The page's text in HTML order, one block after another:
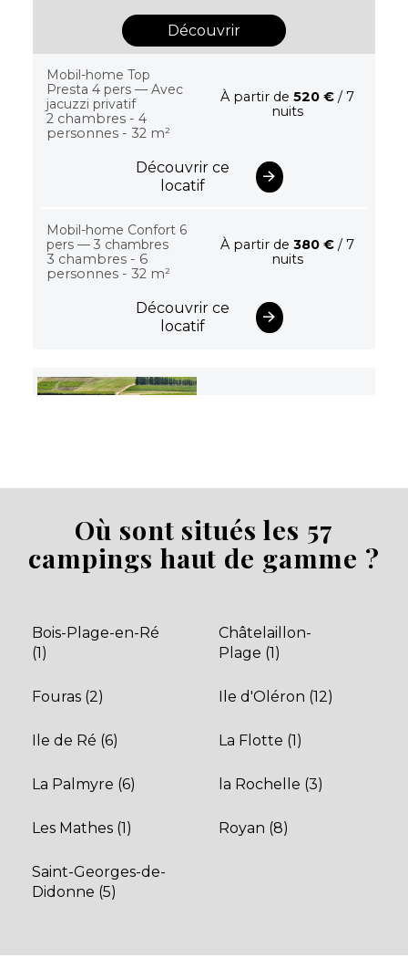
Découvrir
Mobil-home Top
Presta 4 pers — Avec
jacuzzi privatif
2 chambres - 4
personnes - 32 m²
À partir de520 € / 7
nuits
Découvrir ce
locatif
Mobil-home Confort 6
pers — 3 chambres
3 chambres - 6
personnes - 32 m²
À partir de380 € / 7
nuits
Découvrir ce
locatif
Camping La Tour des Prises
La Couarde-sur-Mer, Charente-Maritime , Nouvelle-
★ 4.3/5 (823 avis)
Dès265€/ semaine en location
Mobil-home Confort
Découvrir ce
Où sont situés les 57
campings haut de gamme ?
Bois-Plage-en-Ré
(1)
Châtelaillon-
Plage (1)
Fouras (2) Ile d'Oléron (12)
Ile de Ré (6) La Flotte (1)
La Palmyre (6) la Rochelle (3)
Les Mathes (1) Royan (8)
Saint-Georges-de-
Didonne (5)